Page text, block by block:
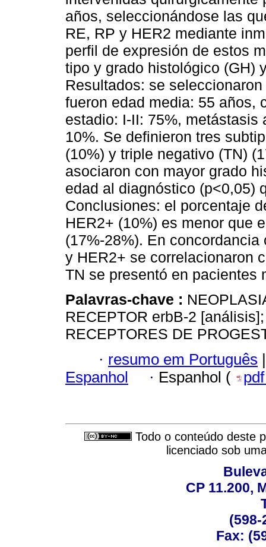
años, seleccionándose las
RE, RP y HER2 mediante
perfil de expresión de estos
tipo y grado histológico (GH)
Resultados: se
fueron edad media: 55 años,
estadio: I-II: 75%, metástasis
10%. Se definieron tres
(10%) y triple negativo (TN)
asociaron con mayor grado
edad al diagnóstico (p<0,05)
Conclusiones: el porcentaje
HER2+ (10%) es menor que
(17%-28%). En
y HER2+ se correlacionaron
TN se presentó en pacientes
Palavras-chave :
RECEPTOR erbB-2
RECEPTORES DE
· resumo em Português |
Espanhol
· Espanhol (
Todo o conteúdo deste
licenciado sob
CP 11.200,
(598-
Fax: